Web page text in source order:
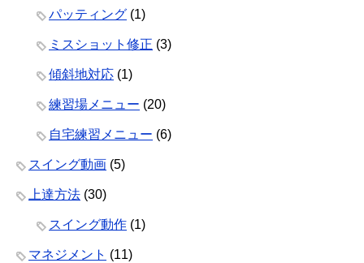
パッティング (1)
ミスショット修正 (3)
傾斜地対応 (1)
練習場メニュー (20)
自宅練習メニュー (6)
スイング動画 (5)
上達方法 (30)
スイング動作 (1)
マネジメント (11)